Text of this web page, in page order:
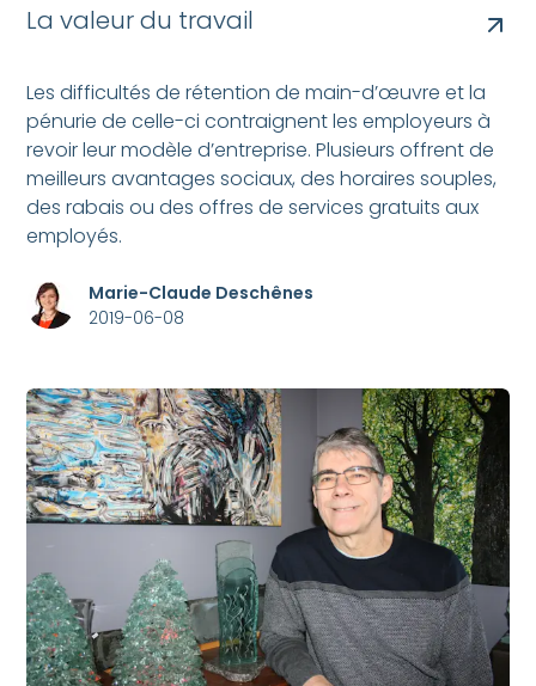
La valeur du travail
Les difficultés de rétention de main-d’œuvre et la
pénurie de celle-ci contraignent les employeurs à
revoir leur modèle d’entreprise. Plusieurs offrent de
meilleurs avantages sociaux, des horaires souples,
des rabais ou des offres de services gratuits aux
employés.
Marie-Claude Deschênes
2019-06-08